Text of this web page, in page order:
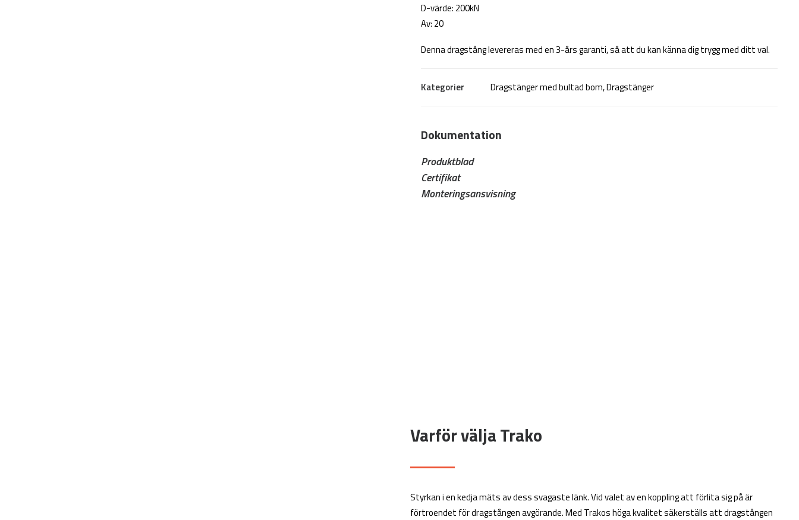
D-värde: 200kN
Av: 20
Denna dragstång levereras med en 3-års garanti, så att du kan känna dig trygg med ditt val.
Kategorier Dragstänger med bultad bom,Dragstänger
Dokumentation
Produktblad
Certifikat
Monteringsansvisning
Varför välja Trako
Styrkan i en kedja mäts av dess svagaste länk. Vid valet av en koppling att förlita sig på är
förtroendet för dragstången avgörande. Med Trakos höga kvalitet säkerställs att dragstången